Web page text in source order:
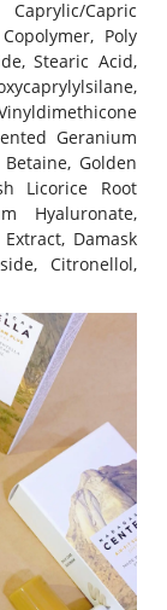
Capric
Poly
Stearic Acid,
Geranium
Golden
Licorice Root
Hyaluronate,
Damask
Citronellol,